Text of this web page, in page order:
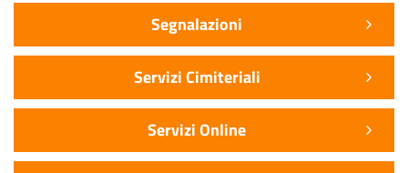
Segnalazioni
Servizi Cimiteriali
Servizi Online